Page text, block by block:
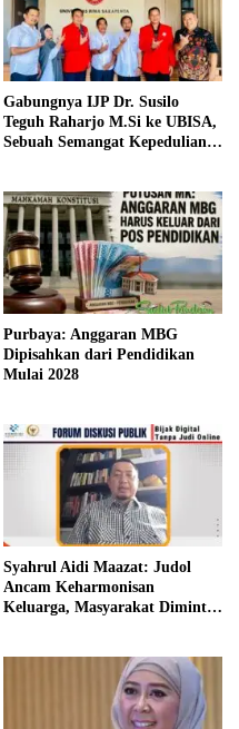
Gabungnya IJP Dr. Susilo
Teguh Raharjo M.Si ke UBISA,
Sebuah Semangat Kepedulian
Purbaya: Anggaran MBG
Dipisahkan dari Pendidikan
Mulai 2028
Syahrul Aidi Maazat: Judol
Ancam Keharmonisan
Keluarga, Masyarakat Diminta